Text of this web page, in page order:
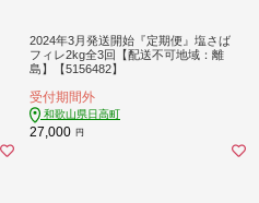
2024年3月発送開始『定期便』塩さば
フィレ2kg全3回【配送不可地域：離
島】【5156482】
受付期間外
和歌山県日高町
27,000 円